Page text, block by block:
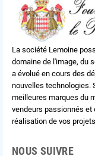
La société Lemoine
domaine de l'image, du
a évolué en cours des
nouvelles technologies.
meilleures marques du
vendeurs passionnés
réalisation de vos
NOUS SUIVRE